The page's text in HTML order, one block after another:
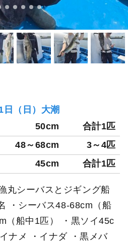
（日）大潮
50cm 合計1匹
48～68cm 3～4匹
45cm 合計1匹
丸シーバスとジギング船
・シーバス48-68cm（船
（船中1匹） ・黒ソイ45c
ナメ ・イナダ ・黒メバ